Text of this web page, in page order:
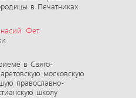
в Печатниках
Фет
в Свято-
московскую
православно-
школу